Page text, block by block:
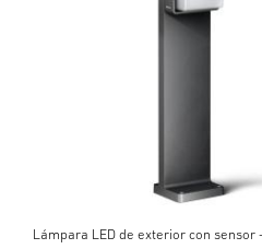
Lámpara LED de exterior con sensor